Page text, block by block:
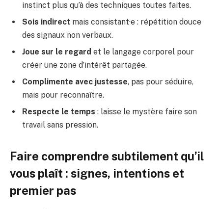
instinct plus qu’à des techniques toutes faites.
Sois indirect mais consistant·e : répétition douce
des signaux non verbaux.
Joue sur le regard et le langage corporel pour
créer une zone d’intérêt partagée.
Complimente avec justesse, pas pour séduire,
mais pour reconnaître.
Respecte le temps : laisse le mystère faire son
travail sans pression.
Faire comprendre subtilement qu’il
vous plaît : signes, intentions et
premier pas